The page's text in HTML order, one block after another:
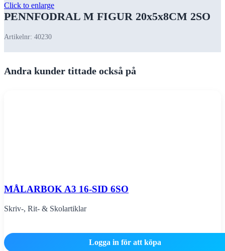
Click to enlarge
PENNFODRAL M FIGUR 20x5x8CM 2SO
Artikelnr: 40230
Andra kunder tittade också på
MÅLARBOK A3 16-SID 6SO
Skriv-, Rit- & Skolartiklar
Logga in för att köpa